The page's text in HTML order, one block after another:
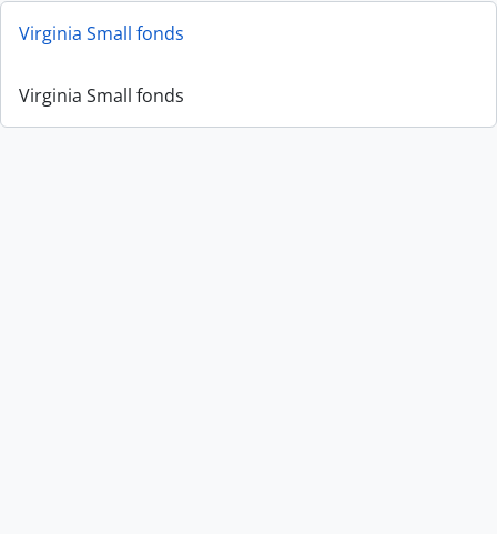
Virginia Small fonds
Virginia Small fonds